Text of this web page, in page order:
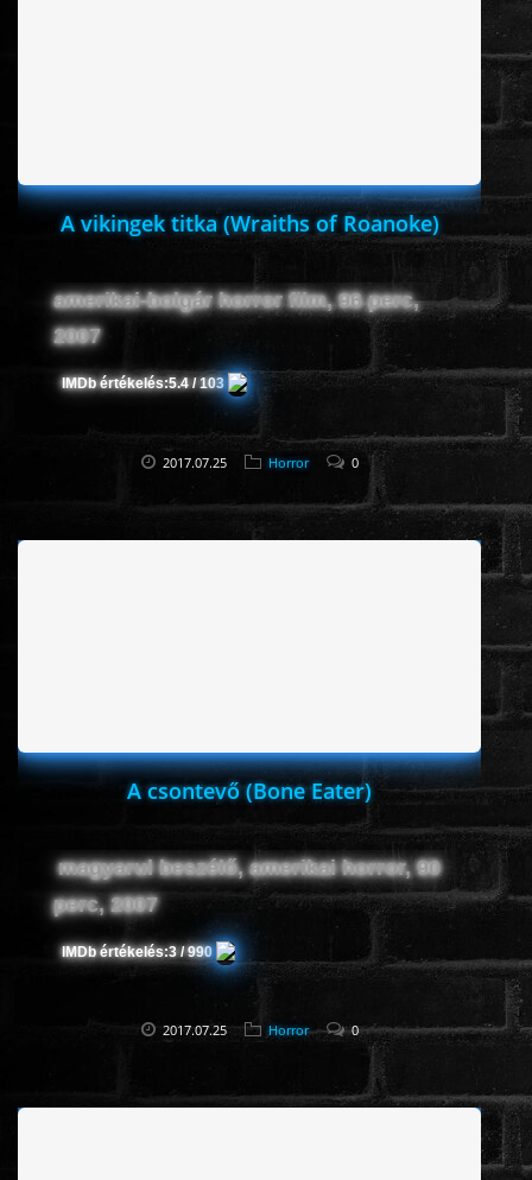
FANTASY
THRILLER
WESTERN
TÖRTÉNELMI
DOKUMENTUMFILMEK
ÉLŐ ADÁSOK (LIVE)
A vikingek titka (Wraiths of Roanoke)
amerikai-bolgár horror film, 96 perc,
2007
IMDb értékelés:5.4 / 103
2017.07.25 Horror 0
A csontevő (Bone Eater)
magyarul beszélő, amerikai horror, 90
perc, 2007
IMDb értékelés:3 / 990
2017.07.25 Horror 0